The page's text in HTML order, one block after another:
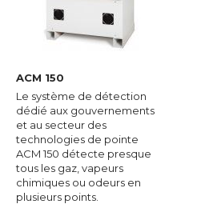
ACM 150
Le système de détection
dédié aux gouvernements
et au secteur des
technologies de pointe
ACM 150 détecte presque
tous les gaz, vapeurs
chimiques ou odeurs en
plusieurs points.